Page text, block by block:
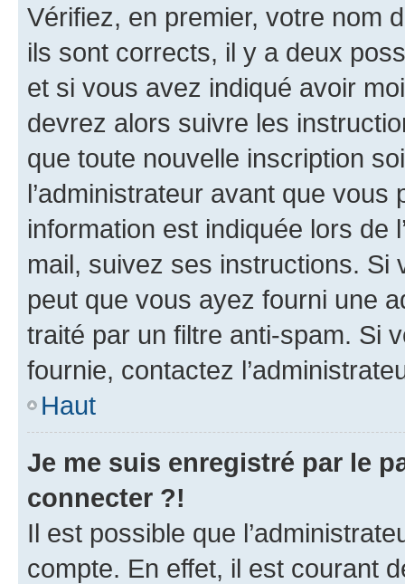
Vérifiez, en premier, votre nom
ils sont corrects, il y a deux
et si vous avez indiqué avoir
devrez alors suivre les
que toute nouvelle inscription
l’administrateur avant que
information est indiquée lors de
mail, suivez ses instructions. Si
peut que vous ayez fourni une
traité par un filtre anti-spam. Si
fournie, contactez
Haut
Je me suis enregistré par le
connecter ?!
Il est possible que
compte. En effet, il est courant